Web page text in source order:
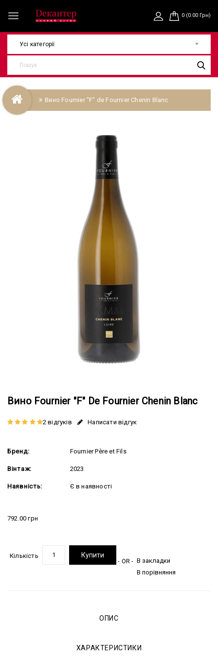
0 (0.00 Грн)
Усі категорії
Вино Fournier "F" de Fournier Chenin Blanc
Вино Fournier "F" De Fournier Chenin Blanc
2 відгуків Написати відгук
Бренд: Fournier Père et Fils
Вінтаж: 2023
Наявність: Є в наявності
792.00 грн
Кількість Купити
- OR - В закладки
В порівняння
ОПИС
ХАРАКТЕРИСТИКИ